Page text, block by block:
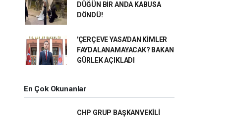
DÜĞÜN BİR ANDA KABUSA
DÖNDÜ!
'ÇERÇEVE YASA'DAN KİMLER
FAYDALANAMAYACAK? BAKAN
GÜRLEK AÇIKLADI
En Çok Okunanlar
CHP GRUP BAŞKANVEKİLİ